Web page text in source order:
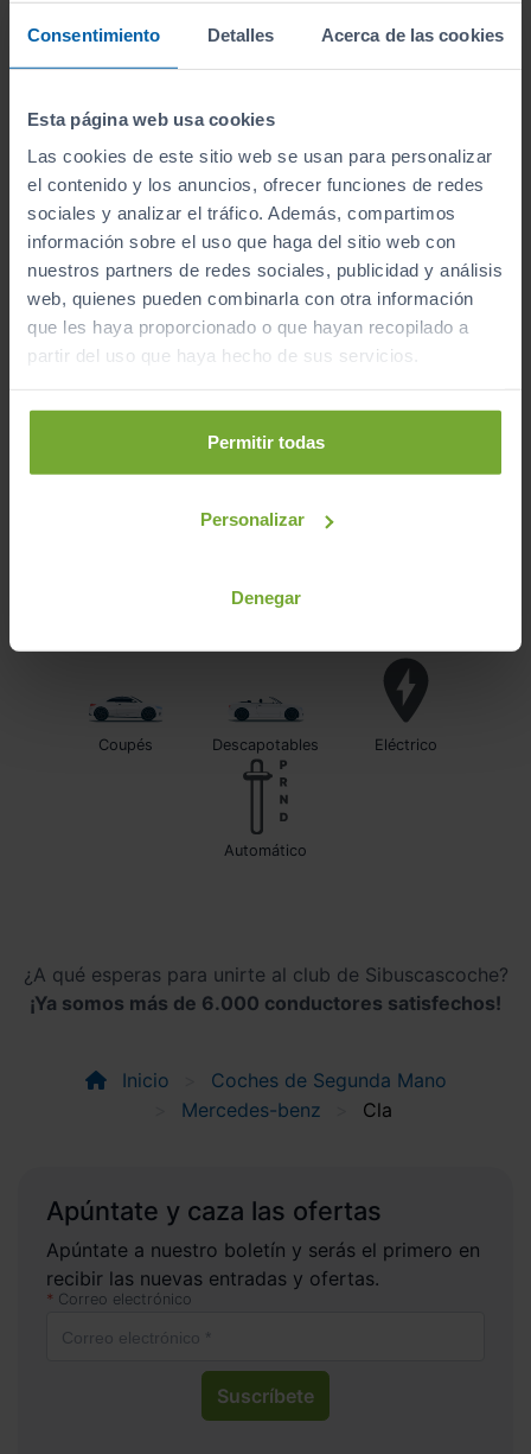
Consentimiento Detalles Acerca de las cookies
Esta página web usa cookies
Las cookies de este sitio web se usan para personalizar
el contenido y los anuncios, ofrecer funciones de redes
sociales y analizar el tráfico. Además, compartimos
información sobre el uso que haga del sitio web con
nuestros partners de redes sociales, publicidad y análisis
web, quienes pueden combinarla con otra información
que les haya proporcionado o que hayan recopilado a
partir del uso que haya hecho de sus servicios.
Permitir todas
Personalizar
Denegar
2022
Automático
Diésel
Mostrando del1 al 5de 5 coches de segunda mano.
Coupés Descapotables Eléctrico
automático
¿A qué esperas para unirte al club de Sibuscascoche?
¡Ya somos más de 6.000 conductores satisfechos!
Inicio
Coches de Segunda Mano
Mercedes-benz
Cla
Apúntate y caza las ofertas
Apúntate a nuestro boletín y serás el primero en
recibir las nuevas entradas y ofertas.
Correo electrónico
Suscríbete